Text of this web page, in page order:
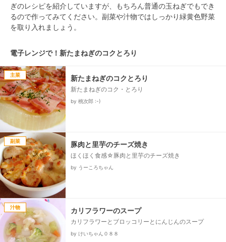
ぎのレシピを紹介していますが、もちろん普通の玉ねぎでもでき
るので作ってみてください。副菜や汁物ではしっかり緑黄色野菜
を取り入れましょう。
電子レンジで！新たまねぎのコクとろり
主菜 新たまねぎのコクとろり
新たまねぎのコク・とろり
by 桃次郎 :-)
副菜 豚肉と里芋のチーズ焼き
ほくほく食感☆豚肉と里芋のチーズ焼き
by うーころちゃん
汁物 カリフラワーのスープ
カリフラワーとブロッコリーとにんじんのスープ
by けいちゃん０８８